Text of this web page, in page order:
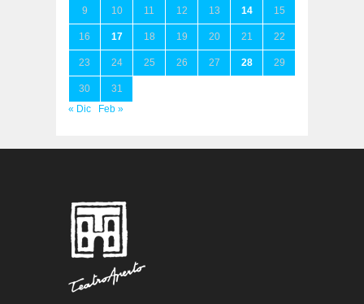
9 10 11 12 13 14 15
16 17 18 19 20 21 22
23 24 25 26 27 28 29
30
31
« Dic
Feb »